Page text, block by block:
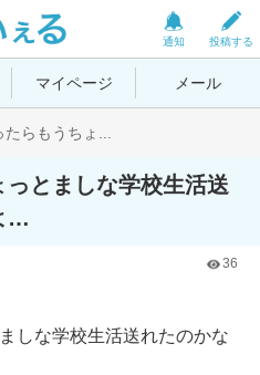
投稿する
通知
マイページ メール
らもうちょ...
とましな学校生活送
…
36
しな学校生活送れたのかな